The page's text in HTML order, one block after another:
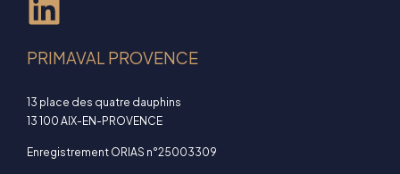
PRIMAVAL PROVENCE
13 place des quatre dauphins
13 100 AIX-EN-PROVENCE
Enregistrement ORIAS n°25003309